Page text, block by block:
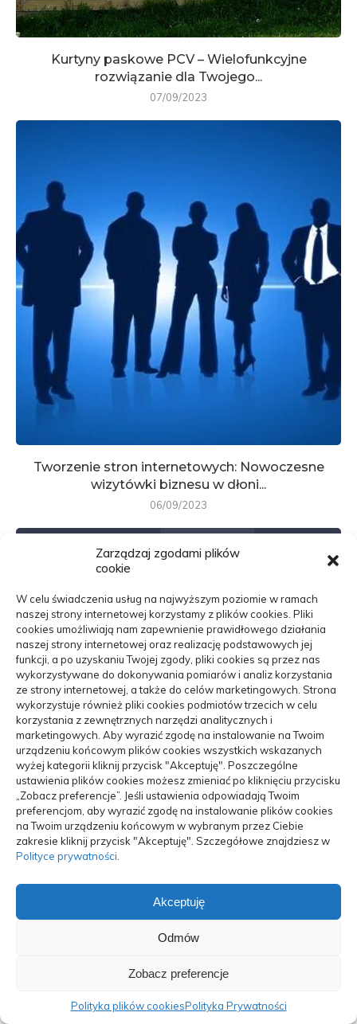
Zarządzaj zgodami plików
cookie
W celu świadczenia usług na najwyższym poziomie w ramach
naszej strony internetowej korzystamy z plików cookies. Pliki
cookies umożliwiają nam zapewnienie prawidłowego działania
naszej strony internetowej oraz realizację podstawowych jej
funkcji, a po uzyskaniu Twojej zgody, pliki cookies są przez nas
wykorzystywane do dokonywania pomiarów i analiz korzystania
ze strony internetowej, a także do celów marketingowych. Strona
wykorzystuje również pliki cookies podmiotów trzecich w celu
korzystania z zewnętrznych narzędzi analitycznych i
marketingowych. Aby wyrazić zgodę na instalowanie na Twoim
urządzeniu końcowym plików cookies wszystkich wskazanych
wyżej kategorii kliknij przycisk "Akceptuję". Poszczególne
ustawienia plików cookies możesz zmieniać po kliknięciu przycisku
„Zobacz preferencje”. Jeśli ustawienia odpowiadają Twoim
preferencjom, aby wyrazić zgodę na instalowanie plików cookies
na Twoim urządzeniu końcowym w wybranym przez Ciebie
zakresie kliknij przycisk "Akceptuję". Szczegółowe znajdziesz w
Polityce prywatności
Akceptuję
Odmów
Zobacz preferencje
Polityka plików cookiesPolityka Prywatności
Kurtyny paskowe PCV – Wielofunkcyjne
rozwiązanie dla Twojego...
07/09/2023
Tworzenie stron internetowych: Nowoczesne
wizytówki biznesu w dłoni...
06/09/2023
06/09/2023